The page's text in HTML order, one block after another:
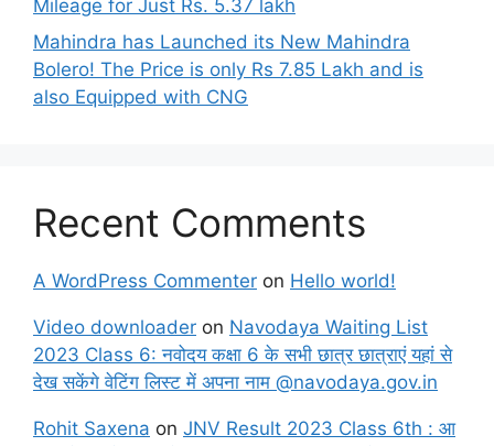
Mileage for Just Rs. 5.37 lakh
Mahindra has Launched its New Mahindra
Bolero! The Price is only Rs 7.85 Lakh and is
also Equipped with CNG
Recent Comments
A WordPress Commenter on Hello world!
Video downloader on Navodaya Waiting List
2023 Class 6: नवोदय कक्षा 6 के सभी छात्र छात्राएं यहां से
देख सकेंगे वेटिंग लिस्ट में अपना नाम @navodaya.gov.in
Rohit Saxena on JNV Result 2023 Class 6th : आ